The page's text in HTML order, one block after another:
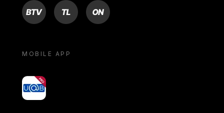
BTV TL ON
MOBILE APP
yoU@B